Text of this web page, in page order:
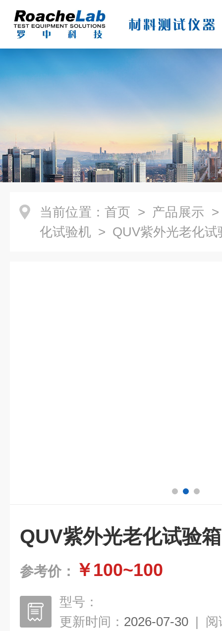
当前位置： 首页 > 产品展示
化试验机 > QUV紫外光老化试
QUV紫外光老化试验
参考价： ￥100~100
型号：
更新时间： 2026-07-30 | 阅